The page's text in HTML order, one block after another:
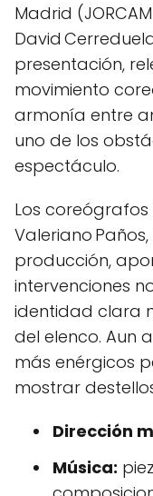
Madrid
David
presentación,
movimiento
armonía entre
uno de los
espectáculo.
Los coreógrafos
Valeriano
producción,
intervenciones
identidad clara
del elenco. Aun
más enérgicos
mostrar
Dirección
Música: